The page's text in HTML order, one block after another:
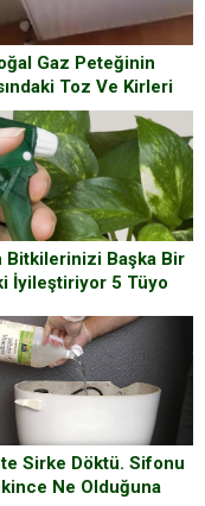
Gaz Peteğinin
Toz Ve Kirleri
Temizleme Yöntemi
Bitkilerinizi Başka Bir
İyileştiriyor 5 Tüyo
Sirke Döktü. Sifonu
Ne Olduğuna